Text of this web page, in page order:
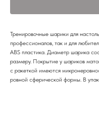
Тренировочные шарики для
профессионалов, так и для
ABS пластика. Диаметр шарика
размеру. Покрытие у шариков
с ракеткой имеются
ровной сферической формы. В